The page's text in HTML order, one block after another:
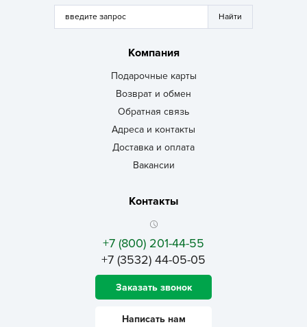
Компания
Подарочные карты
Возврат и обмен
Обратная связь
Адреса и контакты
Доставка и оплата
Вакансии
Контакты
+7 (800) 201-44-55
+7 (3532) 44-05-05
Заказать звонок
Написать нам